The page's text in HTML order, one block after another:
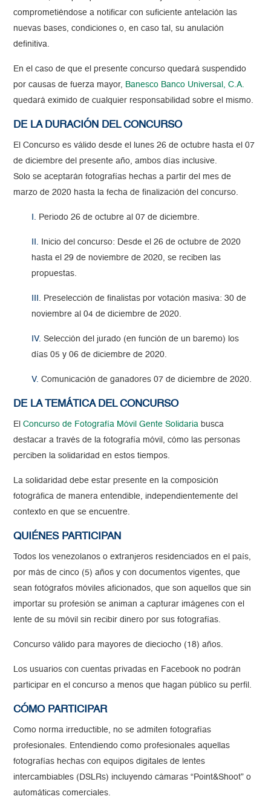
comprometiéndose a notificar con suficiente antelación las
nuevas bases, condiciones o, en caso tal, su anulación
definitiva.
En el caso de que el presente concurso quedará suspendido
por causas de fuerza mayor, Banesco Banco Universal, C.A.
quedará eximido de cualquier responsabilidad sobre el mismo.
DE LA DURACIÓN DEL CONCURSO
El Concurso es válido desde el lunes 26 de octubre hasta el 07
de diciembre del presente año, ambos días inclusive.
Solo se aceptarán fotografías hechas a partir del mes de
marzo de 2020 hasta la fecha de finalización del concurso.
I. Periodo 26 de octubre al 07 de diciembre.
II. Inicio del concurso: Desde el 26 de octubre de 2020
hasta el 29 de noviembre de 2020, se reciben las
propuestas.
. Preselección de finalistas por votación masiva: 30 de
noviembre al 04 de diciembre de 2020.
IV. Selección del jurado (en función de un baremo) los
días 05 y 06 de diciembre de 2020.
V. Comunicación de ganadores 07 de diciembre de 2020.
DE LA TEMÁTICA DEL CONCURSO
ElConcurso de Fotografía Móvil Gente Solidaria busca
destacar a través de la fotografía móvil, cómo las personas
perciben la solidaridad en estos tiempos.
La solidaridad debe estar presente en la composición
fotográfica de manera entendible, independientemente del
contexto en que se encuentre.
QUIÉNES PARTICIPAN
Todos los venezolanos o extranjeros residenciados en el país,
por más de cinco (5) años y con documentos vigentes, que
sean fotógrafos móviles aficionados, que son aquellos que sin
importar su profesión se animan a capturar imágenes con el
lente de su móvil sin recibir dinero por sus fotografías.
Concurso válido para mayores de dieciocho (18) años.
Los usuarios con cuentas privadas en Facebook no podrán
participar en el concurso a menos que hagan público su perfil.
CÓMO PARTICIPAR
Como norma irreductible, no se admiten fotografías
profesionales. Entendiendo como profesionales aquellas
fotografías hechas con equipos digitales de lentes
intercambiables (DSLRs) incluyendo cámaras “Point&Shoot” o
automáticas comerciales.